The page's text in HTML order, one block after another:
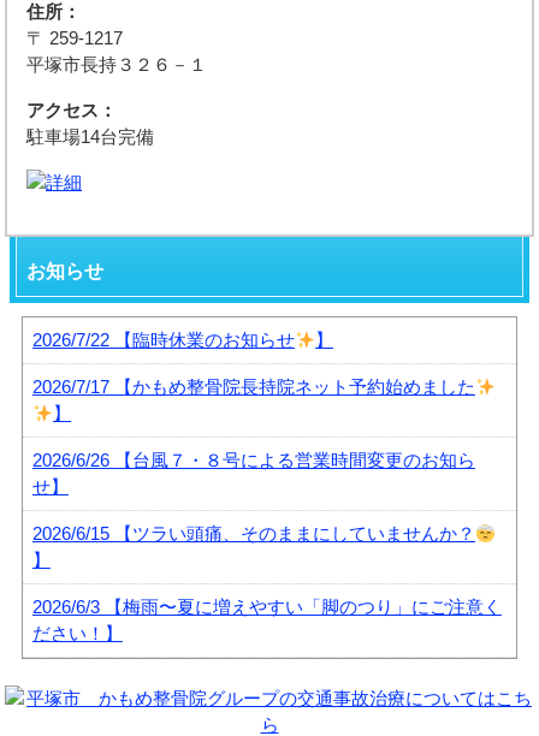
住所：
〒 259-1217
平塚市長持３２６－１
アクセス：
駐車場14台完備
お知らせ
2026/7/22 【臨時休業のお知らせ 】
2026/7/17
【かもめ整骨院長持院ネット予約始めました
】
2026/6/26
【台風７・８号による営業時間変更のお知ら
せ】
2026/6/15
【ツラい頭痛、そのままにしていませんか？
】
2026/6/3
【梅雨〜夏に増えやすい「脚のつり」にご注意く
ださい！】